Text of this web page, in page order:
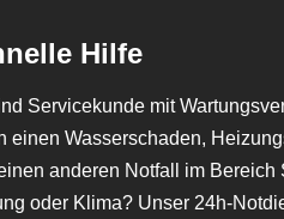
Hilfe
Servicekunde mit
einen Wasserschaden,
anderen Notfall im Bereich
oder Klima? Unser 24h-